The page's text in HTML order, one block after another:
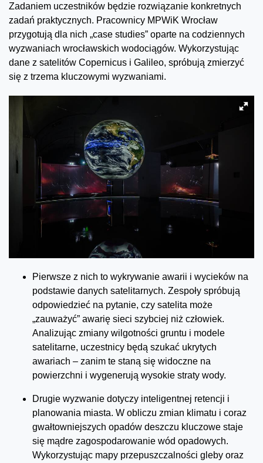
Zadaniem uczestników będzie rozwiązanie konkretnych
zadań praktycznych. Pracownicy MPWiK Wrocław
przygotują dla nich „case studies” oparte na codziennych
wyzwaniach wrocławskich wodociągów. Wykorzystując
dane z satelitów Copernicus i Galileo, spróbują zmierzyć
się z trzema kluczowymi wyzwaniami.
Pierwsze z nich to wykrywanie awarii i wycieków na
podstawie danych satelitarnych. Zespoły spróbują
odpowiedzieć na pytanie, czy satelita może
„zauważyć” awarię sieci szybciej niż człowiek.
Analizując zmiany wilgotności gruntu i modele
satelitarne, uczestnicy będą szukać ukrytych
awariach – zanim te staną się widoczne na
powierzchni i wygenerują wysokie straty wody.
Drugie wyzwanie dotyczy inteligentnej retencji i
planowania miasta. W obliczu zmian klimatu i coraz
gwałtowniejszych opadów deszczu kluczowe staje
się mądre zagospodarowanie wód opadowych.
Wykorzystując mapy przepuszczalności gleby oraz